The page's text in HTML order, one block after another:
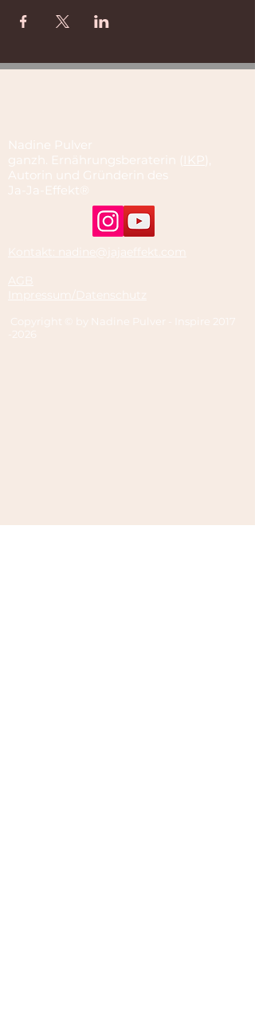
Nadine Pulver
ganzh. Ernährungsberaterin ( IKP),
Autorin und Gründerin des
Ja-Ja-Effekt®
Kontakt: nadine@jajaeffekt.com
AGB
Impressum/Datenschutz
Copyright © by Nadine Pulver - Inspire
2017
-2026